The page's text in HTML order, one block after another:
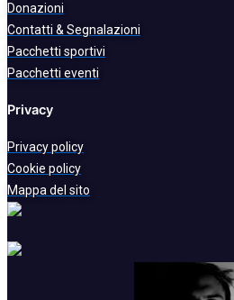
Donazioni
Contatti & Segnalazioni
Pacchetti sportivi
Pacchetti eventi
Privacy
Privacy policy
Cookie policy
Mappa del sito